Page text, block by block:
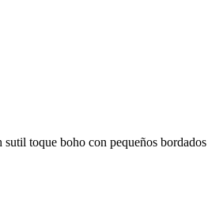
toque boho con pequeños